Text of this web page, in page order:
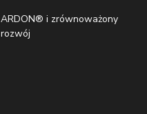
ARDON® i zrównoważony
rozwój